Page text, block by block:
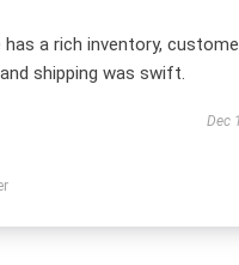
a rich inventory,
shipping was swift.
Dec